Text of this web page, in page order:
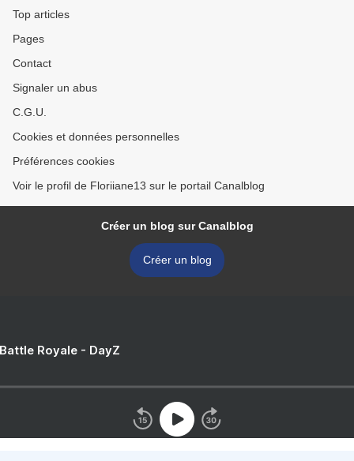
Top articles
Pages
Contact
Signaler un abus
C.G.U.
Cookies et données personnelles
Préférences cookies
Voir le profil de Floriiane13 sur le portail Canalblog
Créer un blog sur Canalblog
Créer un blog
Royale - DayZ